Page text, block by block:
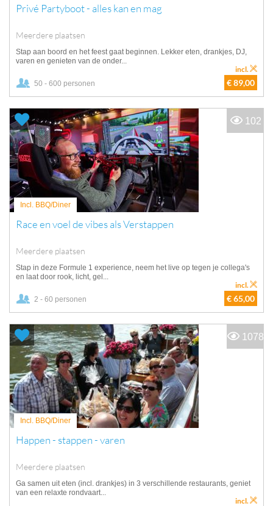
Privé Partyboot - alles kan en mag
Meerdere plaatsen
Stap aan boord en het feest gaat beginnen. Lekker eten, drankjes, DJ,
varen en genieten van de onder...
50 - 600 personen € 89,00
incl.
Incl. BBQ/Diner
Race en voel de vibes als Verstappen
Meerdere plaatsen
Stap in deze Formule 1 experience, neem het live op tegen je collega's
en laat door rook, licht, gel...
2 - 60 personen € 65,00
incl.
102
Incl. BBQ/Diner
Happen - stappen - varen
Meerdere plaatsen
Ga samen uit eten (incl. drankjes) in 3 verschillende restaurants, geniet
van een relaxte rondvaart...
incl.
1078